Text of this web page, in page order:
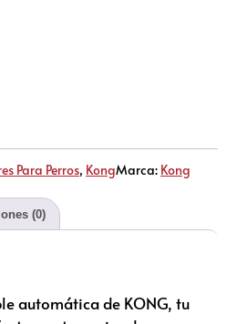
Para Perros, KongMarca: Kong
(0)
automática de KONG, tu